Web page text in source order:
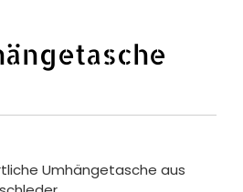
Umhängetasche aus